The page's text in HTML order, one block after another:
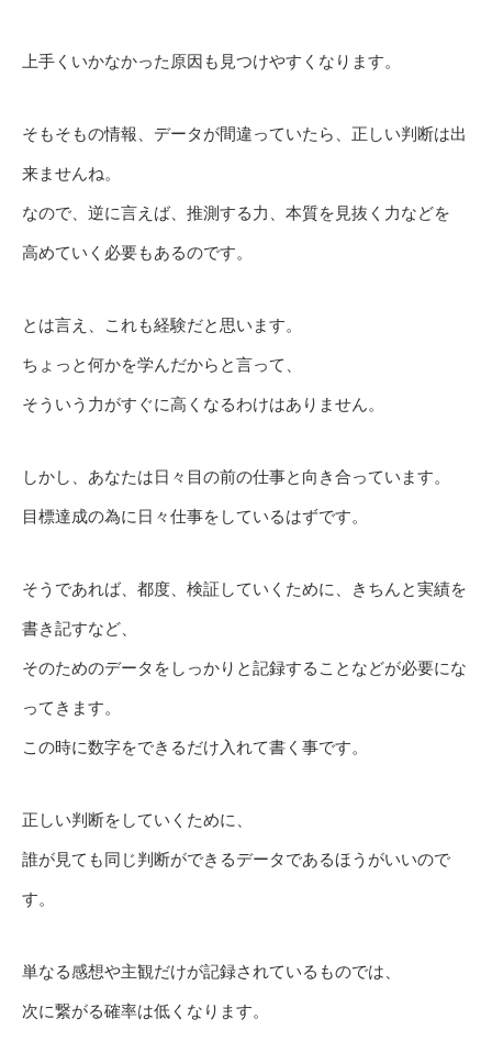
上手くいかなかった原因も見つけやすくなります。
そもそもの情報、データが間違っていたら、正しい判断は出
来ませんね。
なので、逆に言えば、推測する力、本質を見抜く力などを
高めていく必要もあるのです。
とは言え、これも経験だと思います。
ちょっと何かを学んだからと言って、
そういう力がすぐに高くなるわけはありません。
しかし、あなたは日々目の前の仕事と向き合っています。
目標達成の為に日々仕事をしているはずです。
そうであれば、都度、検証していくために、きちんと実績を
書き記すなど、
そのためのデータをしっかりと記録することなどが必要にな
ってきます。
この時に数字をできるだけ入れて書く事です。
正しい判断をしていくために、
誰が見ても同じ判断ができるデータであるほうがいいので
す。
単なる感想や主観だけが記録されているものでは、
次に繋がる確率は低くなります。